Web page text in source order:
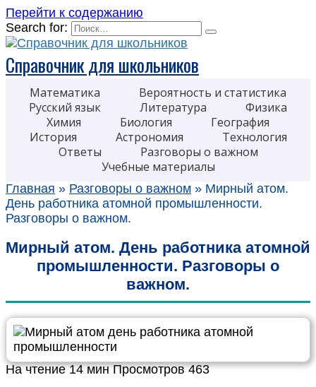
Перейти к содержанию
Search for:
Справочник для школьников
Математика
Вероятность и статистика
Русский язык
Литература
Физика
Химия
Биология
География
История
Астрономия
Технология
Ответы
Разговоры о важном
Учебные материалы
Главная » Разговоры о важном » Мирный атом.
День работника атомной промышленности.
Разговоры о важном.
Мирный атом. День работника атомной
промышленности. Разговоры о
важном.
На чтение14 мин Просмотров 463